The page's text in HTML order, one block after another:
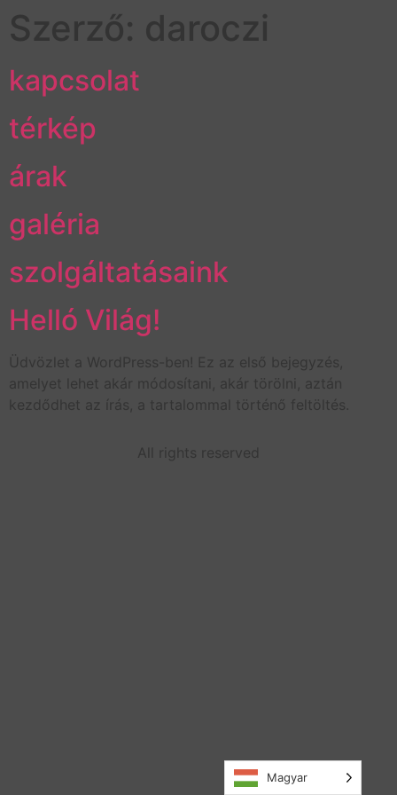
Szerző: daroczi
kapcsolat
térkép
árak
galéria
szolgáltatásaink
Helló Világ!
Üdvözlet a WordPress-ben! Ez az első bejegyzés,
amelyet lehet akár módosítani, akár törölni, aztán
kezdődhet az írás, a tartalommal történő feltöltés.
All rights reserved
Magyar